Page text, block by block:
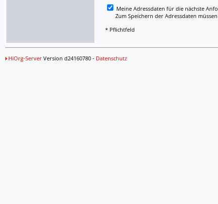
Meine Adressdaten für die nächste
Zum Speichern der Adressdaten müssen
* Pflichtfeld
HiOrg-ServerVersion d24160780 - Datenschutz